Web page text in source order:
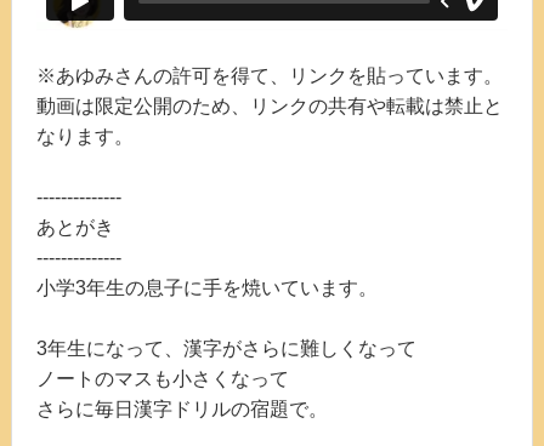
※あゆみさんの許可を得て、リンクを貼っています。
動画は限定公開のため、リンクの共有や転載は禁止と
なります。
--------------
あとがき
--------------
小学3年生の息子に手を焼いています。
3年生になって、漢字がさらに難しくなって
ノートのマスも小さくなって
さらに毎日漢字ドリルの宿題で。